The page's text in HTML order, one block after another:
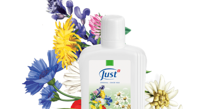
High Light
Bain
Brosse de massage
Sel de bain Eucasol
Fleur de foin | Edelweiss Bain
moussant
Thym essence de bain